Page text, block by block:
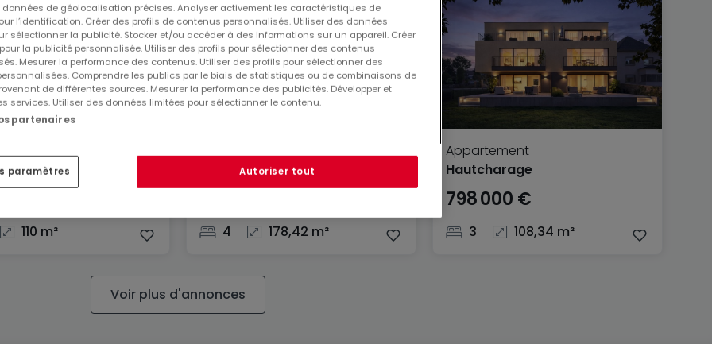
Alzette
110 m²
Maison
Gonderange
4 178,42 m²
Appartement
Hautcharage
798 000 €
3 108,34 m²
Voir plus d'annonces
données de géolocalisation précises. Analyser activement les caractéristiques de
l’identification. Créer des profils de contenus personnalisés. Utiliser des données
sélectionner la publicité. Stocker et/ou accéder à des informations sur un appareil. Créer
la publicité personnalisée. Utiliser des profils pour sélectionner des contenus
Mesurer la performance des contenus. Utiliser des profils pour sélectionner des
Comprendre les publics par le biais de statistiques ou de combinaisons de
de différentes sources. Mesurer la performance des publicités. Développer et
services. Utiliser des données limitées pour sélectionner le contenu.
partenaires
paramètres Autoriser tout